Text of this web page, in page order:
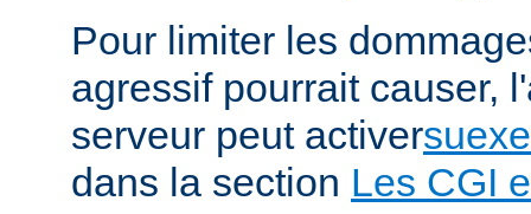
Pour limiter les
agressif pourrait causer,
serveur peut activer
dans la section Les CGI